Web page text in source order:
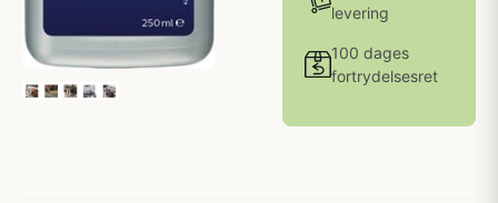
levering
100 dages
fortrydelsesret